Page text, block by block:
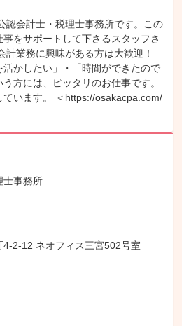
認会計士・税理士事務所です。この
をサポートして下さるスタッフさ
計業務に興味がある方は大歓迎！
活かしたい」・「時間ができたので
方には、ピッタリのお仕事です。
ています。 ＜https://osakacpa.com/
士事務所
2-12 ネオフィス三宮502号室